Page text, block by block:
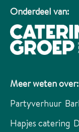
Onderdeel van:
Meer weten over:
Partyverhuur
Hapjes catering